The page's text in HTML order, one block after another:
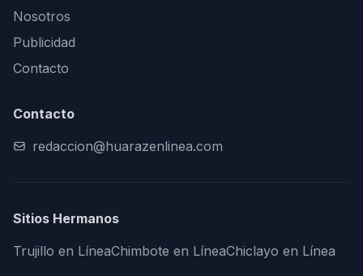
Nosotros
Publicidad
Contacto
Contacto
redaccion@huarazenlinea.com
Sitios Hermanos
Trujillo en LíneaChimbote en LíneaChiclayo en Línea